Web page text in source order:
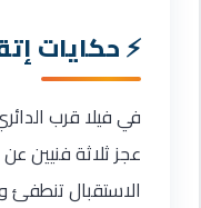
حكايات
في فيلا قرب
عجز ثلاثة فنيين
الاستقبال